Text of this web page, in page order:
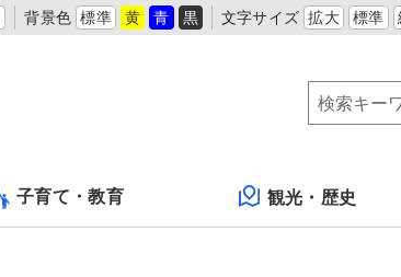
背景色 標準 黄 青 黒 文字サイズ 拡大 標準
子育て・教育 観光・歴史